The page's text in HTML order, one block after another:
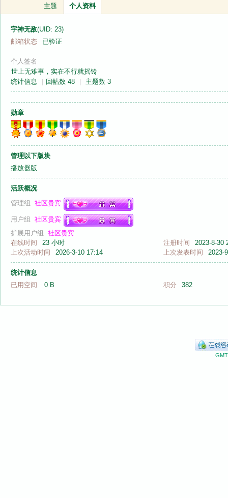
主题 个人资料
宇神无敌(UID: 23)
邮箱状态
已验证
个人签名
世上无难事，实在不行就摇铃
统计信息
回帖数 48 主题数 3
勋章
管理以下版块
播放器版
活跃概况
管理组 社区贵宾
用户组 社区贵宾
扩展用户组 社区贵宾
在线时间
23 小时 注册时间
2023-8-30
上次活动时间
2026-3-10 17:14 上次发表时间 2023-
统计信息
已用空间
0 B 积分 382